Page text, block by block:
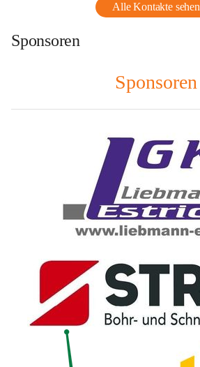
Alle Kontakte sehen
Sponsoren
Sponsoren